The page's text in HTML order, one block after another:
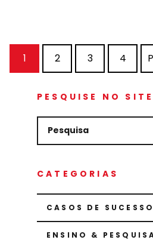
1 2 3 4
PESQUISE NO SITE
CATEGORIAS
CASOS DE SUCESSO
ENSINO &